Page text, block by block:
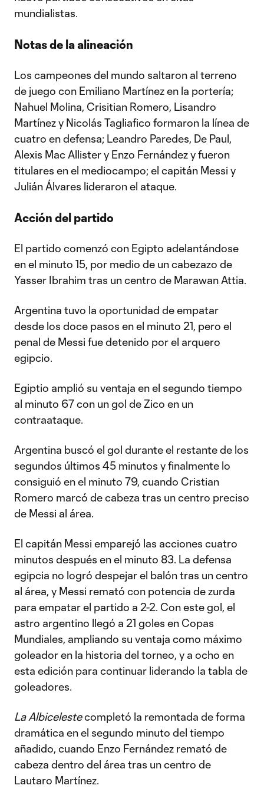
mundialistas.
Notas de la alineación
Los campeones del mundo saltaron al terreno
de juego con Emiliano Martínez en la portería;
Nahuel Molina, Crisitian Romero, Lisandro
Martínez y Nicolás Tagliafico formaron la línea de
cuatro en defensa; Leandro Paredes, De Paul,
Alexis Mac Allister y Enzo Fernández y fueron
titulares en el mediocampo; el capitán Messi y
Julián Álvares lideraron el ataque.
Acción del partido
El partido comenzó con Egipto adelantándose
en el minuto 15, por medio de un cabezazo de
Yasser Ibrahim tras un centro de Marawan Attia.
Argentina tuvo la oportunidad de empatar
desde los doce pasos en el minuto 21, pero el
penal de Messi fue detenido por el arquero
egipcio.
Egiptio amplió su ventaja en el segundo tiempo
al minuto 67 con un gol de Zico en un
contraataque.
Argentina buscó el gol durante el restante de los
segundos últimos 45 minutos y finalmente lo
consiguió en el minuto 79, cuando Cristian
Romero marcó de cabeza tras un centro preciso
de Messi al área.
El capitán Messi emparejó las acciones cuatro
minutos después en el minuto 83. La defensa
egipcia no logró despejar el balón tras un centro
al área, y Messi remató con potencia de zurda
para empatar el partido a 2-2. Con este gol, el
astro argentino llegó a 21 goles en Copas
Mundiales, ampliando su ventaja como máximo
goleador en la historia del torneo, y a ocho en
esta edición para continuar liderando la tabla de
goleadores.
La Albicelestecompletó la remontada de forma
dramática en el segundo minuto del tiempo
añadido, cuando Enzo Fernández remató de
cabeza dentro del área tras un centro de
Lautaro Martínez.